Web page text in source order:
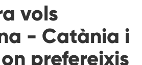
vols
- Catània i
prefereixis